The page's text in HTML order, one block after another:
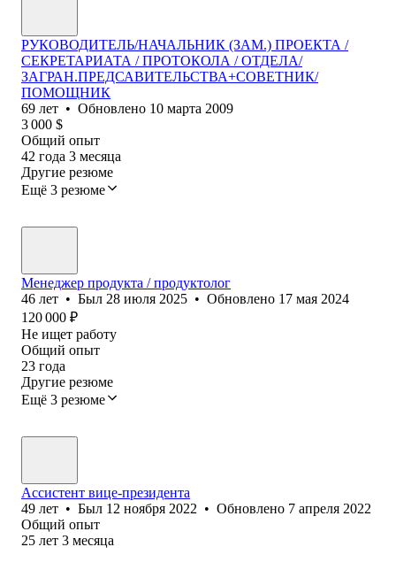
РУКОВОДИТЕЛЬ/НАЧАЛЬНИК (ЗАМ.) ПРОЕКТА /
СЕКРЕТАРИАТА / ПРОТОКОЛА / ОТДЕЛА/
ЗАГРАН.ПРЕДСАВИТЕЛЬСТВА+СОВЕТНИК/
ПОМОЩНИК
69 лет • Обновлено 10 марта 2009
3 000 $
Общий опыт
42 года 3 месяца
Другие резюме
Ещё 3 резюме
Менеджер продукта / продуктолог
46 лет • Был 28 июля 2025 • Обновлено 17 мая 2024
120 000 ₽
Не ищет работу
Общий опыт
23 года
Другие резюме
Ещё 3 резюме
Ассистент вице-президента
49 лет • Был 12 ноября 2022 • Обновлено 7 апреля 2022
Общий опыт
25 лет 3 месяца